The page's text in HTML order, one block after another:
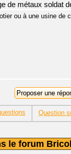
de métaux soldat
ou à une usine de
Question
le forum